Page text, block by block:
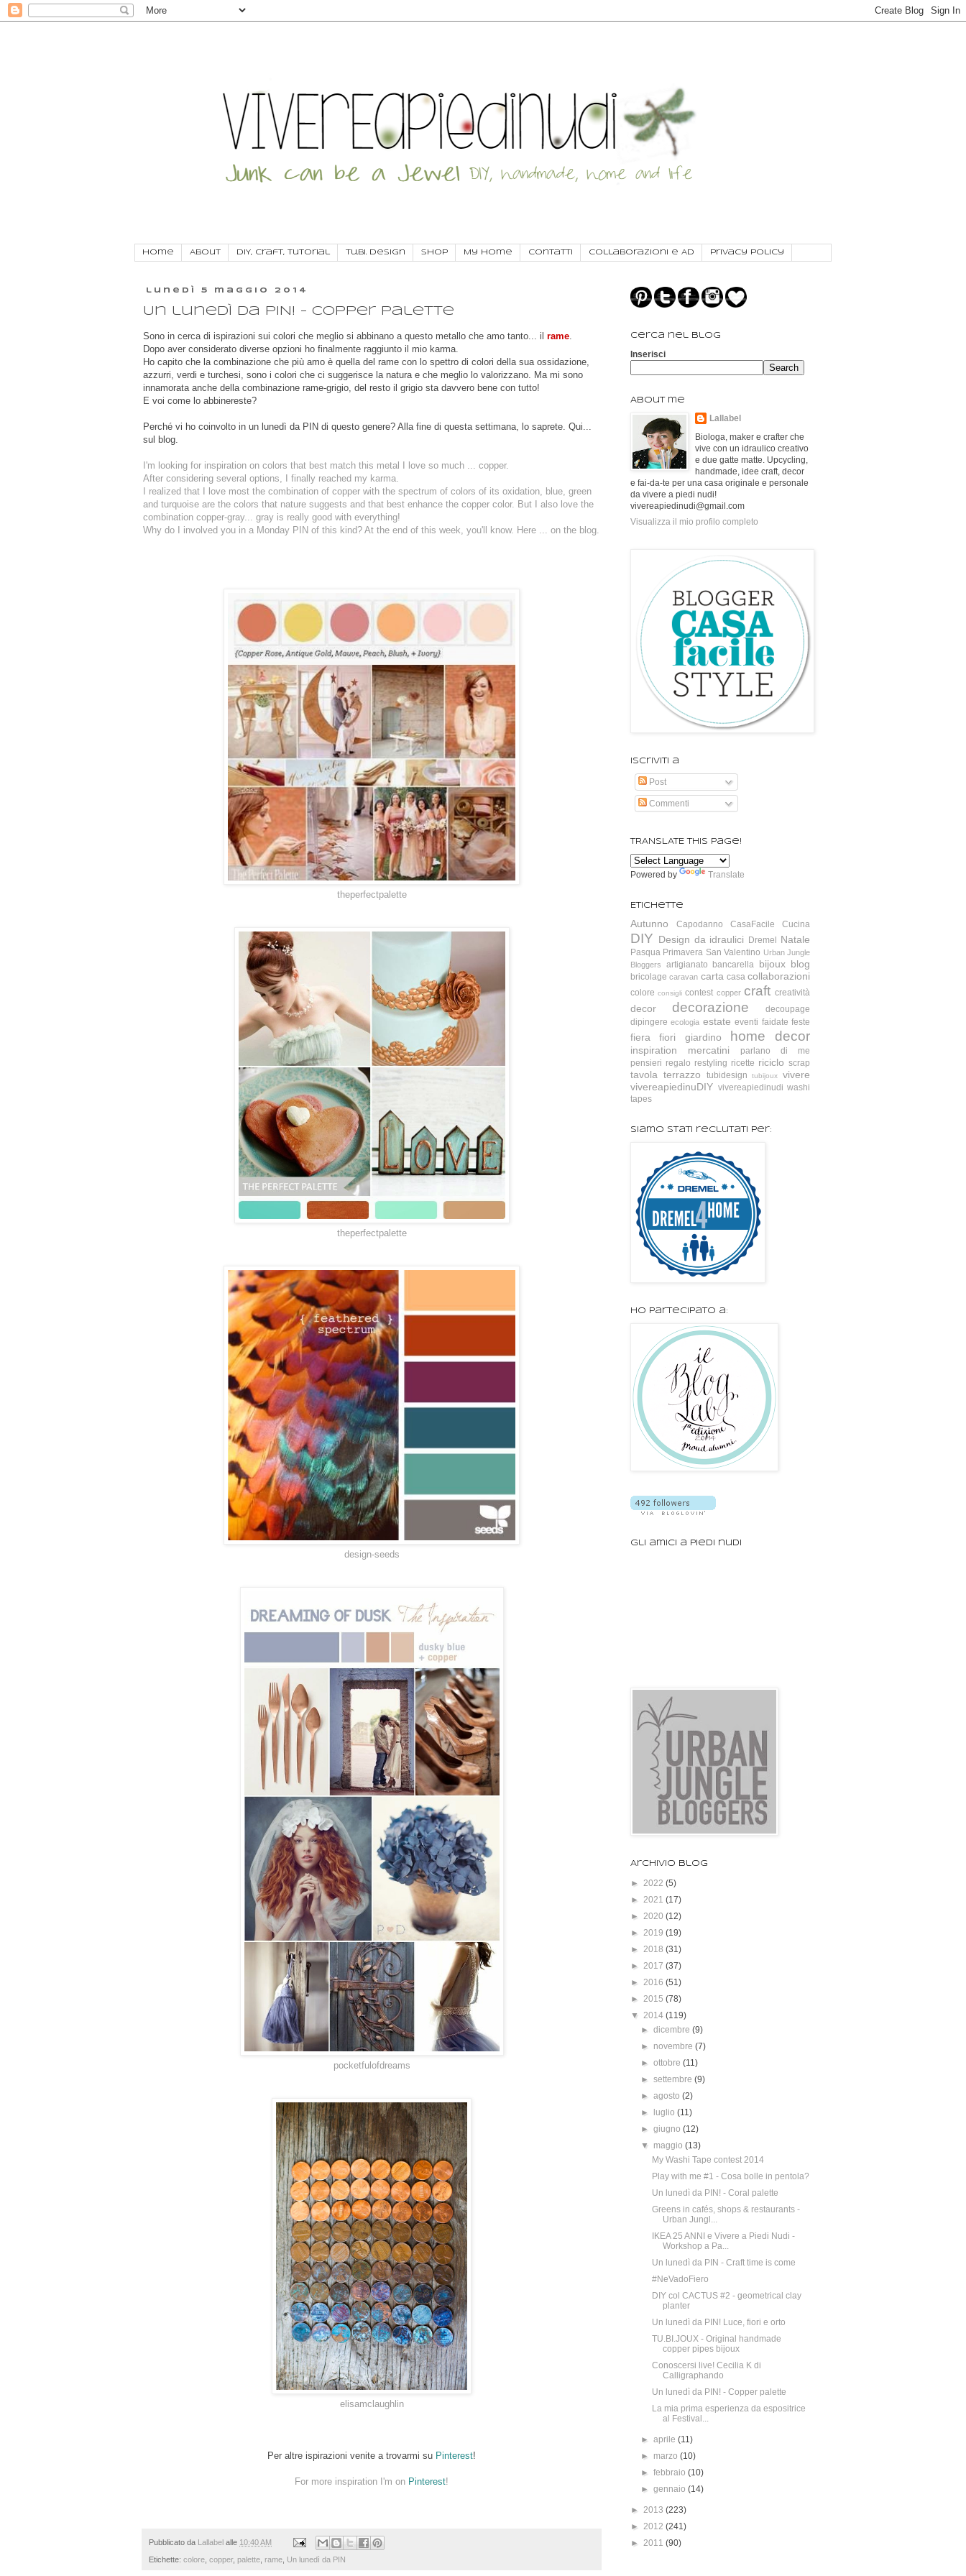
Home About DIY, craft, tutorial Tu.Bi. Design SHOP My Home Contatti Collaborazioni e AD Privacy Policy
lunedì 5 maggio 2014
Un lunedì da PIN! - Copper palette
Sono in cerca di ispirazioni sui colori che meglio si abbinano a questo metallo che amo tanto... il rame
Dopo aver considerato diverse opzioni ho finalmente raggiunto il mio karma.
Ho capito che la combinazione che più amo è quella del rame con lo spettro di colori della sua ossidazione,
azzurri, verdi e turchesi, sono i colori che ci suggerisce la natura e che meglio lo valorizzano. Ma mi sono
innamorata anche della combinazione rame-grigio, del resto il grigio sta davvero bene con tutto!
E voi come lo abbinereste?
Perché vi ho coinvolto in un lunedì da PIN di questo genere? Alla fine di questa settimana, lo saprete. Qui...
sul blog.
I'm looking for inspiration on colors that best match this metal I love so much ... copper.
After considering several options, I finally reached my karma.
I realized that I love most the combination of copper with the spectrum of colors of its oxidation, blue, green
and turquoise are the colors that nature suggests and that best enhance the copper color. But I also love the
combination copper-gray... gray is really good with everything!
Why do I involved you in a Monday PIN of this kind? At the end of this week, you'll know. Here ... on the blog.
theperfectpalette
theperfectpalette
design-seeds
pocketfulofdreams
elisamclaughlin
Per altre ispirazioni venite a trovarmi su Pinterest!
For more inspiration I'm on Pinterest!
Pubblicato da Lallabel alle 10:40 AM
Etichette: colore copper, palette rame Un lunedì da PIN
Cerca nel blog
Inserisci
About me
Lallabel
Biologa, maker e crafter che
vive con un idraulico creativo
e due gatte matte. Upcycling,
handmade, idee craft, decor
e fai-da-te per una casa originale e personale
da vivere a piedi nudi!
vivereapiedinudi@gmail.com
Visualizza il mio profilo completo
Iscriviti a
Post
Commenti
TRANSLATE this page!
Powered by Translate
Etichette
Autunno Capodanno CasaFacile Cucina
DIY Design da idraulici Dremel Natale
Pasqua Primavera San Valentino Urban Jungle
Bloggers
artigianato bancarella bijoux blog
bricolage caravan carta casa collaborazioni
colore consigli contest copper craft creatività
decor decorazione
decoupage
dipingere ecologia estate eventi faidate feste
fiera fiori giardino home decor
inspiration mercatini
parlano di me
pensieri regalo restyling ricette riciclo scrap
tavola terrazzo tubidesign tubijoux
vivere
vivereapiedinuDIY vivereapiedinudi washi
tapes
Siamo stati reclutati per:
Ho partecipato a:
Gli amici a piedi nudi
Archivio blog
► 2022 (5)
► 2021 (17)
► 2020 (12)
► 2019 (19)
► 2018 (31)
► 2017 (37)
► 2016 (51)
► 2015 (78)
▼ 2014 (119)
►dicembre(9)
► novembre(7)
►ottobre(11)
►settembre(9)
►agosto(2)
►
luglio(11)
►giugno(12)
▼ maggio(13)
My Washi Tape contest 2014
Play with me #1 - Cosa bolle in pentola?
Un lunedì da PIN! - Coral palette
Greens in cafés, shops & restaurants -
Urban Jungl...
IKEA 25 ANNI e Vivere a Piedi Nudi -
Workshop a Pa...
Un lunedì da PIN - Craft time is come
#NeVadoFiero
DIY col CACTUS #2 - geometrical clay
planter
Un lunedì da PIN! Luce, fiori e orto
TU.BI.JOUX - Original handmade
copper pipes bijoux
Conoscersi live! Cecilia K di
Calligraphando
Un lunedì da PIN! - Copper palette
La mia prima esperienza da espositrice
al Festival...
►aprile(11)
► marzo(10)
►febbraio(10)
►gennaio(14)
► 2013 (223)
► 2012 (241)
► 2011 (90)